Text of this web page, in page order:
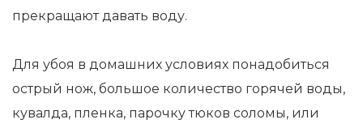
прекращают давать воду.
Для убоя в домашних условиях понадобиться
острый нож, большое количество горячей воды,
кувалда, пленка, парочку тюков соломы, или